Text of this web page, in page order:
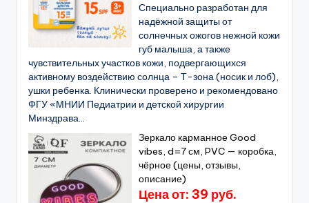
Специально разработан для
надёжной защиты от
солнечных ожогов нежной кожи
губ малыша, а также
чувствительных участков кожи, подвергающихся
активному воздействию солнца – Т-зона (носик и лоб),
ушки ребенка. Клинически проверено и рекомендовано
ФГУ «МНИИ Педиатрии и детской хирургии
Минздрава...
Зеркало карманное Good
vibes, d=7 см, PVC — коробка,
чёрное (цены, отзывы,
описание)
Цена от: 39 руб.